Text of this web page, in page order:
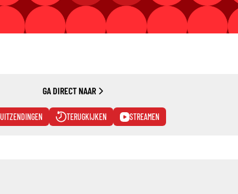
GA DIRECT NAAR
UITZENDINGEN TERUGKIJKEN STREAMEN